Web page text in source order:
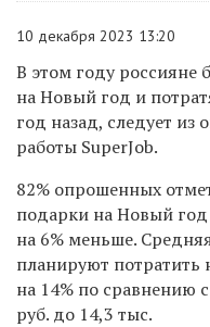
10 декабря 2023 13:20
В этом году россияне
на Новый год и
год назад, следует из
работы SuperJob.
82% опрошенных
подарки на Новый
на 6% меньше.
планируют потратить
на 14% по сравнению
руб. до 14,3 тыс.